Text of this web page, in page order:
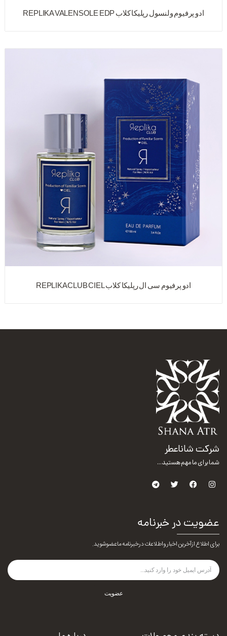
ادو پرفیوم ولنسول رپلیکا کلاب REPLIKA VALENSOLE EDP
ادو پرفیوم سی ال رپلیکا کلاب REPLIKA CLUB CIEL
شرکت شاناعطر
شما برای ما مهم هستید...
عضویت در خبرنامه
برای اطلاع از آخرین اخبار و اطلاعات در خبرنامه ما عضو شوید.
عضویت